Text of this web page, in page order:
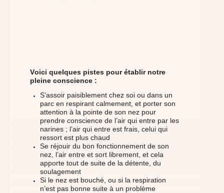
Voici quelques pistes pour établir notre
pleine conscience :
S’assoir paisiblement chez soi ou dans un
parc en respirant calmement, et porter son
attention à la pointe de son nez pour
prendre conscience de l’air qui entre par les
narines ; l’air qui entre est frais, celui qui
ressort est plus chaud
Se réjouir du bon fonctionnement de son
nez, l’air entre et sort librement, et cela
apporte tout de suite de la détente, du
soulagement
Si le nez est bouché, ou si la respiration
n’est pas bonne suite à un problème